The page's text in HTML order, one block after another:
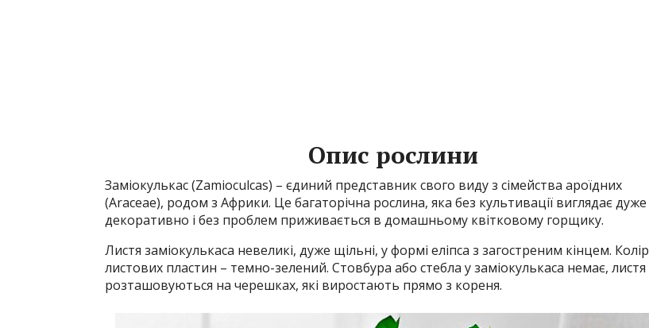
Опис рослини
Заміокулькас (Zamioculcas) – єдиний представник свого виду з сімейства ароїдних
(Araceae), родом з Африки. Це багаторічна рослина, яка без культивації виглядає дуже
декоративно і без проблем приживається в домашньому квітковому горщику.
Листя заміокулькаса невеликі, дуже щільні, у формі еліпса з загостреним кінцем. Колір
листових пластин – темно-зелений. Стовбура або стебла у заміокулькаса немає, листя
розташовуються на черешках, які виростають прямо з кореня.